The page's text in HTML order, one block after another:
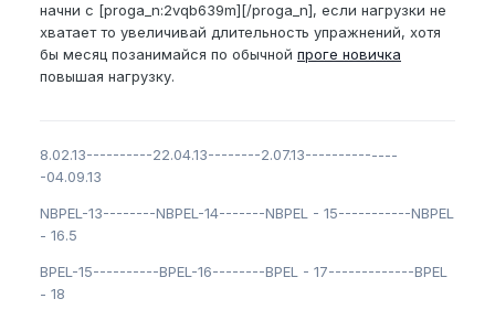
начни с [proga_n:2vqb639m][/proga_n], если нагрузки не
хватает то увеличивай длительность упражнений, хотя
бы месяц позанимайся по обычной проге новичка
повышая нагрузку.
8.02.13----------22.04.13--------2.07.13--------------
-04.09.13
NBPEL-13--------NBPEL-14-------NBPEL - 15-----------NBPEL
- 16.5
BPEL-15----------BPEL-16--------BPEL - 17-------------BPEL
- 18